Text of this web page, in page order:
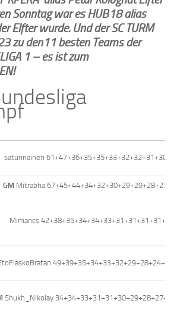
Sonntag war es HUB18 alias
Elfter wurde. Und der SC TURM
zu den11 besten Teams der
1 – es ist zum
satunnainen
GM Mitrabha
Mimancs
Shukh_Nikolay